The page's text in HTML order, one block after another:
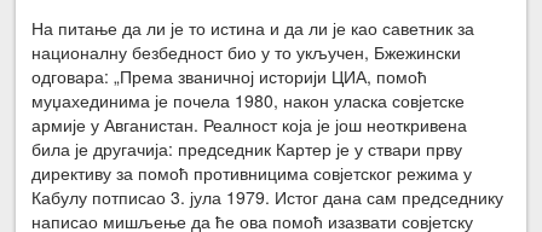
На питање да ли је то истина и да ли је као саветник за
националну безбедност био у то укључен, Бжежински
одговара: „Према званичној историји ЦИА, помоћ
муџахединима је почела 1980, након уласка совјетске
армије у Авганистан. Реалност која је још неоткривена
била је другачија: председник Картер је у ствари прву
директиву за помоћ противницима совјетског режима у
Кабулу потписао 3. јула 1979. Истог дана сам председнику
написао мишљење да ће ова помоћ изазвати совјетску